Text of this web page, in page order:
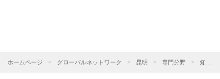
ホームページ > グローバルネットワーク > 昆明 > 専門分野 > 知的財産権